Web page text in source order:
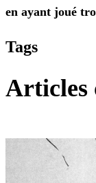
en ayant joué
Tags
Articles